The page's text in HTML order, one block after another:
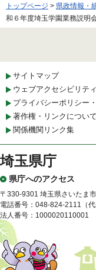
トップページ > 県政情報・
和６年度埼玉学園業務説明
サイトマップ
ウェブアクセシビリティ
プライバシーポリシー
著作権・リンクについて
関係機関リンク集
埼玉県庁
県庁へのアクセス
〒330-9301 埼玉県さいたま
電話番号：048-824-2111（代
法人番号：1000020110001